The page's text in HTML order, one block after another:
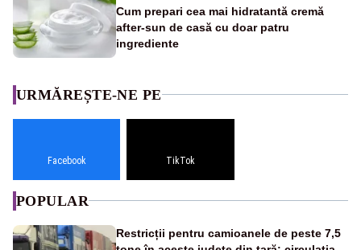
Cum prepari cea mai hidratantă cremă
after-sun de casă cu doar patru
ingrediente
URMĂREȘTE-NE PE
Facebook TikTok
POPULAR
Restricții pentru camioanele de peste 7,5